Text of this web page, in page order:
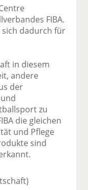
FIBA.
dadurch für
in diesem
andere
der
zu
die gleichen
und Pflege
sind